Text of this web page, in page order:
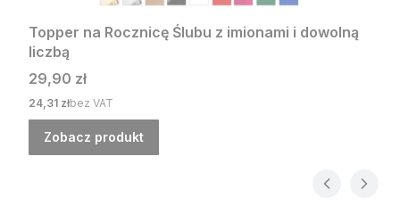
Topper na Rocznicę Ślubu z imionami i dowolną
liczbą
Cena
29,90 zł
Cena
24,31 złbez VAT
Zobacz produkt